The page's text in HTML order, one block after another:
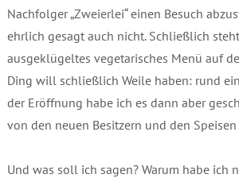
Nachfolger „Zweierlei“ einen Besuch
ehrlich gesagt auch nicht. Schließlich
ausgeklügeltes vegetarisches Menü auf
Ding will schließlich Weile haben: rund
der Eröffnung habe ich es dann aber
von den neuen Besitzern und den
Und was soll ich sagen? Warum habe ich